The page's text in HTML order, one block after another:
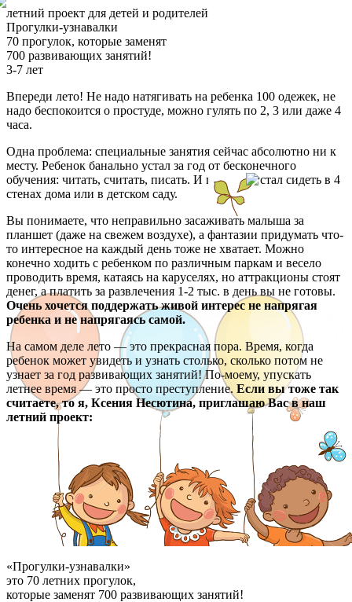
летний проект для детей и родителей
Прогулки-узнавалки
70 прогулок, которые заменят
700 развивающих занятий!
3-7 лет
Впереди лето! Не надо натягивать на ребенка 100 одежек, не
надо беспокоится о простуде, можно гулять по 2, 3 или даже 4
часа.
Одна проблема: специальные занятия сейчас абсолютно ни к
месту. Ребенок банально устал за год от бесконечного
обучения: читать, считать, писать. И главное: устал сидеть в 4
стенах дома или в детском саду.
Вы понимаете, что неправильно засаживать малыша за
планшет (даже на свежем воздухе), а фантазии придумать что-
то интересное на каждый день тоже не хватает. Можно
конечно ходить с ребенком по различным паркам и весело
проводить время, катаясь на каруселях, но аттракционы стоят
денег, а платить за развлечения 1-2 тыс. в день вы не готовы.
Очень хочется поддержать живой интерес не напрягая
ребенка и не напрягаясь самой.
На самом деле лето — это прекрасная пора. Время, когда
ребенок может увидеть и узнать столько, сколько потом не
узнает за год развивающих занятий! По-моему, упускать
летнее время — это просто преступление. Если вы тоже так
считаете, то я, Ксения Несютина, приглашаю Вас в наш
летний проект:
«Прогулки-узнавалки»
это 70 летних прогулок,
которые заменят 700 развивающих занятий!